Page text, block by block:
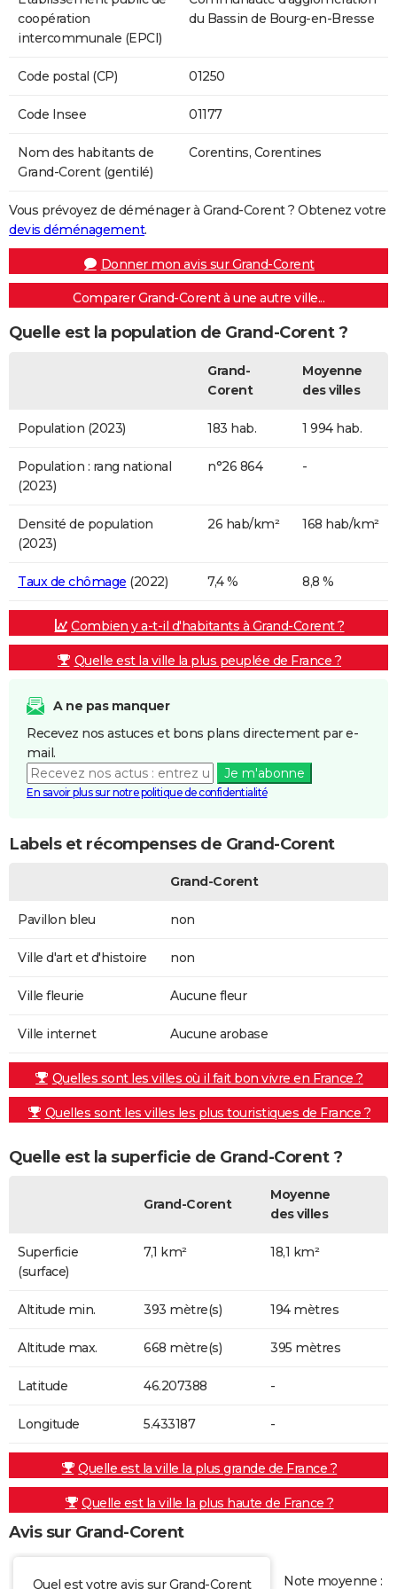
coopération
intercommunale (EPCI)
du Bassin de Bourg-en-Bresse
Code postal (CP) 01250
Code Insee 01177
Nom des habitants de
Grand-Corent (gentilé)
Corentins, Corentines
Vous prévoyez de déménager à Grand-Corent ? Obtenez votre
devis déménagement.
Donner mon avis sur Grand-Corent
Comparer Grand-Corent à une autre ville...
Quelle est la population de Grand-Corent ?
Grand-
Corent
Moyenne
des villes
Population (2023) 183 hab. 1 994 hab.
Population : rang national
(2023)
n°26 864 -
Densité de population
(2023)
26 hab/km² 168 hab/km²
Taux de chômage (2022) 7,4 % 8,8 %
Combien y a-t-il d'habitants à Grand-Corent ?
Quelle est la ville la plus peuplée de France ?
A ne pas manquer
Recevez nos astuces et bons plans directement par e-
mail.
Je m'abonne
En savoir plus sur notre politique de confidentialité
Labels et récompenses de Grand-Corent
Grand-Corent
Pavillon bleu non
Ville d'art et d'histoire non
Ville fleurie Aucune fleur
Ville internet Aucune arobase
Quelles sont les villes où il fait bon vivre en France ?
Quelles sont les villes les plus touristiques de France ?
Quelle est la superficie de Grand-Corent ?
Grand-Corent
Moyenne
des villes
Superficie
(surface)
7,1 km² 18,1 km²
Altitude min. 393 mètre(s) 194 mètres
Altitude max. 668 mètre(s) 395 mètres
Latitude 46.207388 -
Longitude 5.433187 -
Quelle est la ville la plus grande de France ?
Quelle est la ville la plus haute de France ?
Avis sur Grand-Corent
Quel est votre avis sur Grand-Corent Note moyenne :